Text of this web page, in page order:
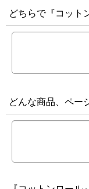
どちらで『コット
どんな商品、ペー